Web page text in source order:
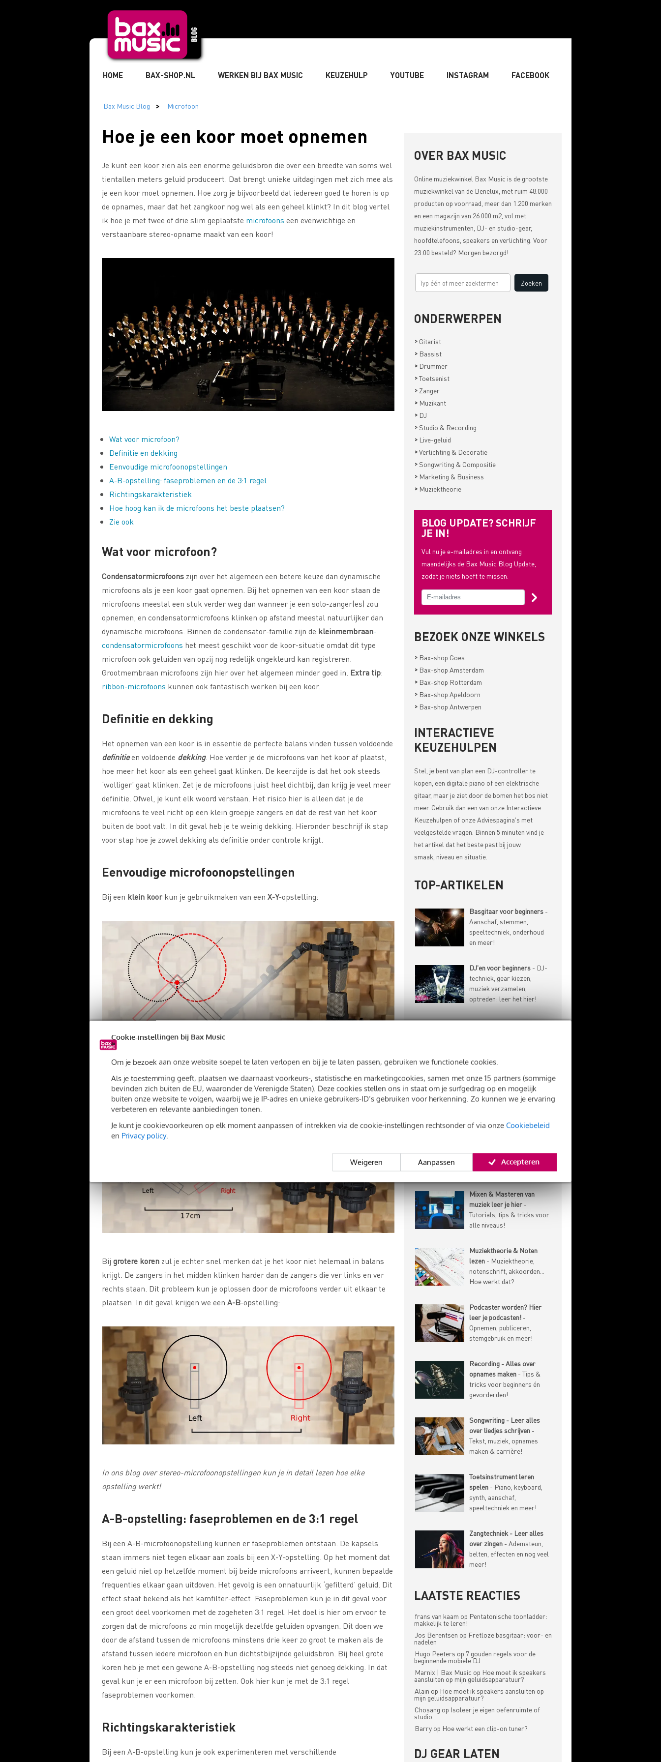
Cookie-instellingen bij Bax Music
Om je bezoek aan onze website soepel te laten verlopen en bij je te laten passen, gebruiken we functionele cookies.
Als je toestemming geeft, plaatsen we daarnaast voorkeurs-, statistische en marketingcookies, samen met onze 15 partners (sommige
bevinden zich buiten de EU, waaronder de Verenigde Staten). Deze cookies stellen ons in staat om je surfgedrag op en mogelijk
buiten onze website te volgen, waarbij we je IP-adres en unieke gebruikers-ID’s gebruiken voor herkenning. Zo kunnen we je ervaring
verbeteren en relevante aanbiedingen tonen.
Je kunt je cookievoorkeuren op elk moment aanpassen of intrekken via de cookie-instellingen rechtsonder of via onze Cookiebeleid
en Privacy policy.
Weigeren Aanpassen Accepteren
HOME BAX-SHOP.NL WERKEN BIJ BAX MUSIC KEUZEHULP YOUTUBE INSTAGRAM FACEBOOK
» SONGWRITING & COMPOSITIE
» MARKETING & BUSINESS » MUZIEKTHEORIE
Hoe je een koor moet opnemen
Je kunt een koor zien als een enorme geluidsbron die over een breedte van soms wel
tientallen meters geluid produceert. Dat brengt unieke uitdagingen met zich mee als
je een koor moet opnemen. Hoe zorg je bijvoorbeeld dat iedereen goed te horen is op
de opnames, maar dat het zangkoor nog wel als een geheel klinkt? In dit blog vertel
ik hoe je met twee of drie slim geplaatste microfoons een evenwichtige en
verstaanbare stereo-opname maakt van een koor!
Wat voor microfoon?
Definitie en dekking
Eenvoudige microfoonopstellingen
A-B-opstelling: faseproblemen en de 3:1 regel
Richtingskarakteristiek
Hoe hoog kan ik de microfoons het beste plaatsen?
Zie ook
Wat voor microfoon?
Condensatormicrofoons zijn over het algemeen een betere keuze dan dynamische
microfoons als je een koor gaat opnemen. Bij het opnemen van een koor staan de
microfoons meestal een stuk verder weg dan wanneer je een solo-zanger(es) zou
opnemen, en condensatormicrofoons klinken op afstand meestal natuurlijker dan
dynamische microfoons. Binnen de condensator-familie zijn de kleinmembraan-
condensatormicrofoons het meest geschikt voor de koor-situatie omdat dit type
microfoon ook geluiden van opzij nog redelijk ongekleurd kan registreren.
Grootmembraan microfoons zijn hier over het algemeen minder goed in. Extra tip:
ribbon-microfoons kunnen ook fantastisch werken bij een koor.
Definitie en dekking
Het opnemen van een koor is in essentie de perfecte balans vinden tussen voldoende
definitieen voldoende dekking. Hoe verder je de microfoons van het koor af plaatst,
hoe meer het koor als een geheel gaat klinken. De keerzijde is dat het ook steeds
‘wolliger’ gaat klinken. Zet je de microfoons juist heel dichtbij, dan krijg je veel meer
definitie. Ofwel, je kunt elk woord verstaan. Het risico hier is alleen dat je de
microfoons te veel richt op een klein groepje zangers en dat de rest van het koor
buiten de boot valt. In dit geval heb je te weinig dekking. Hieronder beschrijf ik stap
voor stap hoe je zowel dekking als definitie onder controle krijgt.
Eenvoudige microfoonopstellingen
Bij een klein koorkun je gebruikmaken van een X-Y-opstelling:
Met eenORTF-opstelling heb jeiets meer dekkingen eenbreder stereobeeld:
Bij grotere koren zul je echter snel merken dat je het koor niet helemaal in balans
krijgt. De zangers in het midden klinken harder dan de zangers die ver links en ver
rechts staan. Dit probleem kun je oplossen door de microfoons verder uit elkaar te
plaatsen. In dit geval krijgen we een A-B-opstelling:
In ons blog over stereo-microfoonopstellingen kun je in detail lezen hoe elke
opstelling werkt!
A-B-opstelling: faseproblemen en de 3:1 regel
Bij een A-B-microfoonopstelling kunnen er faseproblemen ontstaan. De kapsels
staan immers niet tegen elkaar aan zoals bij een X-Y-opstelling. Op het moment dat
een geluid niet op hetzelfde moment bij beide microfoons arriveert, kunnen bepaalde
frequenties elkaar gaan uitdoven. Het gevolg is een onnatuurlijk ‘gefilterd’ geluid. Dit
effect staat bekend als het kamfilter-effect. Faseproblemen kun je in dit geval voor
een groot deel voorkomen met de zogeheten 3:1 regel. Het doel is hier om ervoor te
zorgen dat de microfoons zo min mogelijk dezelfde geluiden opvangen. Dit doen we
door de afstand tussen de microfoons minstens drie keer zo groot te maken als de
afstand tussen iedere microfoon en hun dichtstbijzijnde geluidsbron. Bij heel grote
koren heb je met een gewone A-B-opstelling nog steeds niet genoeg dekking. In dat
geval kun je er een microfoon bij zetten. Ook hier kun je met de 3:1 regel
faseproblemen voorkomen.
Richtingskarakteristiek
Bij een A-B-opstelling kun je ook experimenteren met verschillende
OVER BAX MUSIC
Online muziekwinkel Bax Music is de grootste
muziekwinkel van de Benelux, met ruim 48.000
producten op voorraad, meer dan 1.200 merken
en een magazijn van 26.000 m2, vol met
muziekinstrumenten, DJ- en studio-gear,
hoofdtelefoons, speakers en verlichting. Voor
23:00 besteld? Morgen bezorgd!
ONDERWERPEN
> Gitarist
> Bassist
> Drummer
>Toetsenist
> Zanger
> Muzikant
> DJ
> Studio & Recording
> Live-geluid
>Verlichting & Decoratie
> Songwriting & Compositie
> Marketing & Business
> Muziektheorie
BLOG UPDATE? SCHRIJF
JE IN!
Vul nu je e-mailadres in en ontvang
maandelijks de Bax Music Blog Update,
zodat je niets hoeft te missen.
BEZOEK ONZE WINKELS
> Bax-shop Goes
> Bax-shop Amsterdam
> Bax-shop Rotterdam
> Bax-shop Apeldoorn
> Bax-shop Antwerpen
INTERACTIEVE
KEUZEHULPEN
Stel, je bent van plan een DJ-controller te
kopen, een digitale piano of een elektrische
gitaar, maar je ziet door de bomen het bos niet
meer. Gebruik dan een van onze Interactieve
Keuzehulpen of onze Adviespagina's met
veelgestelde vragen . Binnen 5 minuten vind je
het artikel dat het beste past bij jouw
smaak, niveau en situatie.
TOP-ARTIKELEN
Basgitaar voor beginners -
Aanschaf, stemmen,
speeltechniek, onderhoud
en meer!
DJ'en voor beginners - DJ-
techniek, gear kiezen,
muziek verzamelen,
optreden: leer het hier!
Gitaar voor beginners-
Aanschaf, stemmen,
onderhoud, speeltechniek
promoten en verkopen van
je muziek!
Mixen & Masteren van
muziek leer je hier -
Tutorials, tips & tricks voor
alle niveaus!
Muziektheorie & Noten
lezen - Muziektheorie,
notenschrift, akkoorden...
Hoe werkt dat?
Podcaster worden? Hier
leer je podcasten! -
Opnemen, publiceren,
stemgebruik en meer!
Recording - Alles over
opnames maken - Tips &
tricks voor beginners én
gevorderden!
Songwriting - Leer alles
over liedjes schrijven -
Tekst, muziek, opnames
maken & carrière!
Toetsinstrument leren
spelen - Piano, keyboard,
synth, aanschaf,
speeltechniek en meer!
Zangtechniek - Leer alles
over zingen - Ademsteun,
belten, effecten en nog veel
meer!
LAATSTE REACTIES
frans van kaam op Pentatonische toonladder:
makkelijk te leren!
Jos Berentsen op Fretloze basgitaar: voor- en
nadelen
Hugo Peeters op 7 gouden regels voor de
beginnende mobiele DJ
Marnix | Bax Music op Hoe moet ik speakers
aansluiten op mijn geluidsapparatuur?
Alain op Hoe moet ik speakers aansluiten op
mijn geluidsapparatuur?
Chosang op Isoleer je eigen oefenruimte of
studio
Barry op Hoe werkt een clip-on tuner?
DJ GEAR LATEN